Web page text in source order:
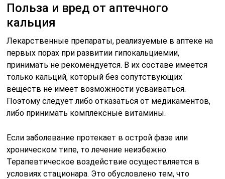
Польза и вред от аптечного
кальция
Лекарственные препараты, реализуемые в аптеке на
первых порах при развитии гипокальциемии,
принимать не рекомендуется. В их составе имеется
только кальций, который без сопутствующих
веществ не имеет возможности усваиваться.
Поэтому следует либо отказаться от медикаментов,
либо принимать комплексные витамины.
Если заболевание протекает в острой фазе или
хроническом типе, то лечение неизбежно.
Терапевтическое воздействие осуществляется в
условиях стационара. Это обусловлено тем, что